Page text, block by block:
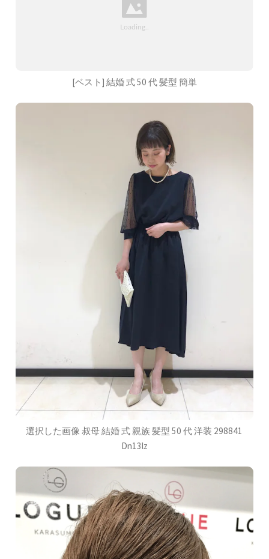
[ベスト] 結婚 式 50 代 髪型 簡単
選択した画像 叔母 結婚 式 親族 髪型 50 代 洋装 298841
Dn13lz